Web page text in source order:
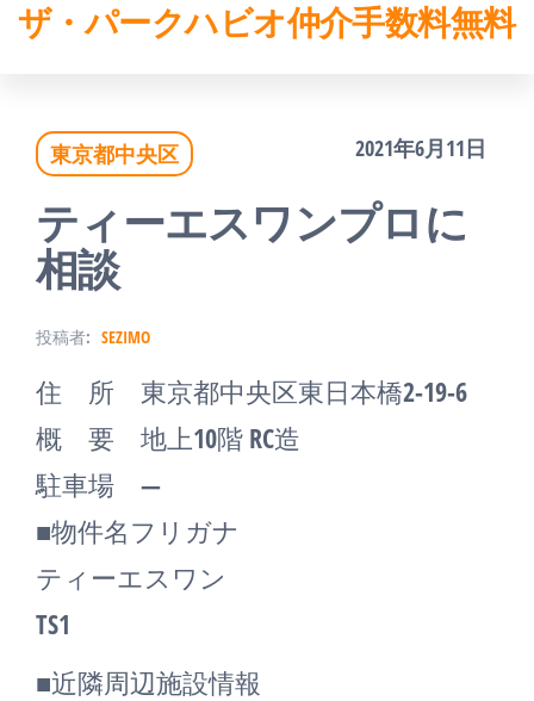
コザ・パークハビオ仲介手数料無料
東京都中央区 2021年6月11日
ティーエスワンプロに
相談
投稿者: SEZIMO
住 所 東京都中央区東日本橋2-19-6
概 要 地上10階 RC造
駐車場 ―
■物件名フリガナ
ティーエスワン
TS1
■近隣周辺施設情報